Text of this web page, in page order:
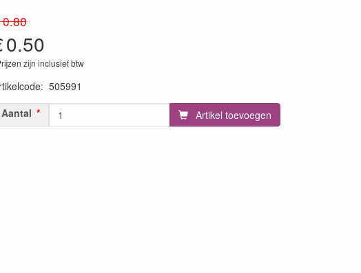
0.50
zijn inclusief btw
: 505991
Aantal
Artikel toevoegen